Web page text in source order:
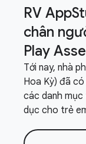
RV App
chân
Play
Tới nay, nhà
Hoa Kỳ) đã
các danh
dục cho trẻ